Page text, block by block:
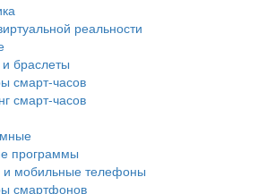
реальности
браслеты
смарт-часов
смарт-часов
программы
мобильные телефоны
смартфонов